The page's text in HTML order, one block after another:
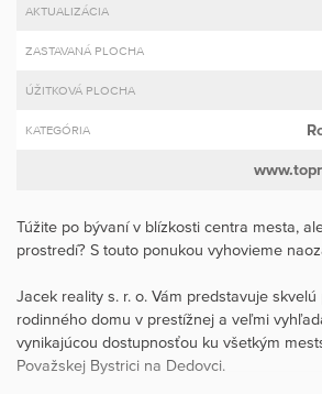
AKTUALIZÁCIA
ZASTAVANÁ PLOCHA
ÚŽITKOVÁ PLOCHA
KATEGÓRIA
Túžite po bývaní v blízkosti centra mesta,
prostredí? S touto ponukou vyhovieme
Jacek reality s. r. o. Vám predstavuje
rodinného domu v prestížnej a veľmi
vynikajúcou dostupnosťou ku všetkým
Považskej Bystrici na Dedovci.